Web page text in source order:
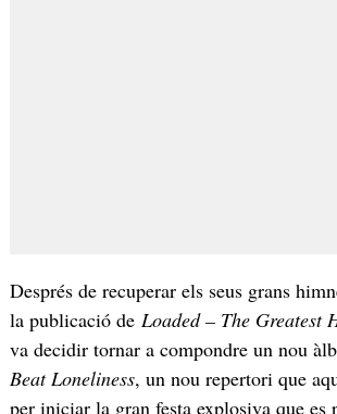
Després de recuperar els seus grans
la publicació de Loaded – The Greatest
va decidir tornar a compondre un nou
Beat Loneliness, un nou repertori que
per iniciar la gran festa explosiva que es